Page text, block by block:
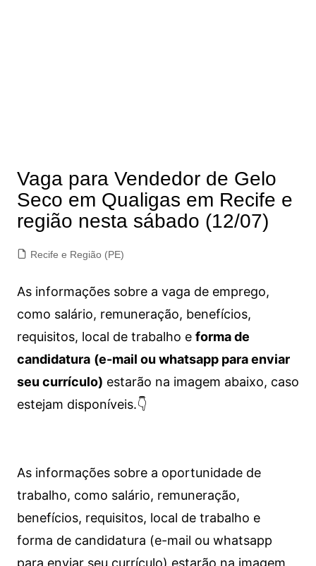
Vaga para Vendedor de Gelo
Seco em Qualigas em Recife e
região nesta sábado (12/07)
Recife e Região (PE)
As informações sobre a vaga de emprego,
como salário, remuneração, benefícios,
requisitos, local de trabalho e forma de
candidatura (e-mail ou whatsapp para enviar
seu currículo) estarão na imagem abaixo, caso
estejam disponíveis.👇
As informações sobre a oportunidade de
trabalho, como salário, remuneração,
benefícios, requisitos, local de trabalho e
forma de candidatura (e-mail ou whatsapp
para enviar seu currículo) estarão na imagem